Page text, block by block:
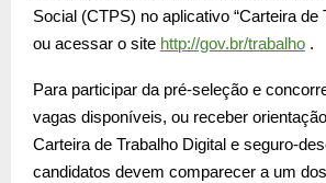
Social (CTPS) no aplicativo “Carteira de
ou acessar o site http://gov.br/trabalho .
Para participar da pré-seleção e
vagas disponíveis, ou receber
Carteira de Trabalho Digital e seguro-
candidatos devem comparecer a um